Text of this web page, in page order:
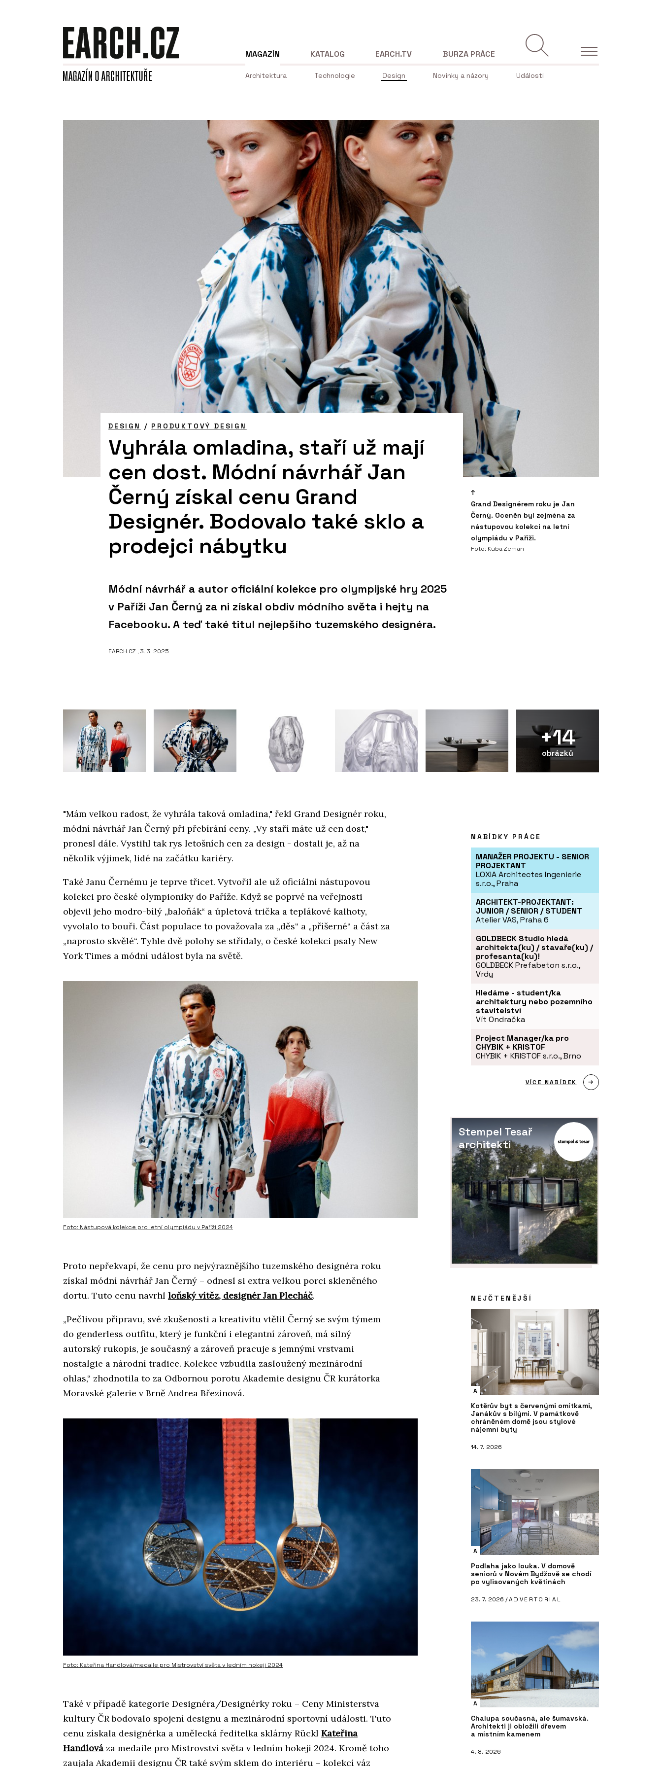
MAGAZÍN
Architektura Technologie Design Novinky a názory Události
KATALOG EARCH.TV BURZA PRÁCE
Grand Designérem roku je Jan
Černý. Oceněn byl zejména za
nástupovou kolekci na letní
olympiádu v Paříži.
Foto: Kuba Zeman
DESIGN / PRODUKTOVÝ DESIGN
Vyhrála omladina, staří už mají
cen dost. Módní návrhář Jan
Černý získal cenu Grand
Designér. Bodovalo také sklo a
prodejci nábytku
Módní návrhář a autor oficiální kolekce pro olympijské hry 2025
v Paříži Jan Černý za ni získal obdiv módního světa i hejty na
Facebooku. A teď také titul nejlepšího tuzemského designéra.
EARCH.CZ , 3. 3. 2025
+14
obrázků
"Mám velkou radost, že vyhrála taková omladina," řekl Grand Designér roku,
módní návrhář Jan Černý při přebírání ceny. „Vy staří máte už cen dost,"
pronesl dále. Vystihl tak rys letošních cen za design - dostali je, až na
několik výjimek, lidé na začátku kariéry.
Také Janu Černému je teprve třicet. Vytvořil ale už oficiální nástupovou
kolekci pro české olympioniky do Paříže. Když se poprvé na veřejnosti
objevil jeho modro-bílý „baloňák“ a úpletová trička a teplákové kalhoty,
vyvolalo to bouři. Část populace to považovala za „děs“ a „příšerné“ a část za
„naprosto skvělé“. Tyhle dvě polohy se střídaly, o české kolekci psaly New
York Times a módní událost byla na světě.
Foto: Nástupová kolekce pro letní olympiádu v Paříži 2024
Proto nepřekvapí, že cenu pro nejvýraznějšího tuzemského designéra roku
získal módní návrhář Jan Černý – odnesl si extra velkou porci skleněného
dortu. Tuto cenu navrhl loňský vítěz, designér Jan Plecháč.
„Pečlivou přípravu, své zkušenosti a kreativitu vtělil Černý se svým týmem
do genderless outfitu, který je funkční i elegantní zároveň, má silný
autorský rukopis, je současný a zároveň pracuje s jemnými vrstvami
nostalgie a národní tradice. Kolekce vzbudila zasloužený mezinárodní
ohlas,“ zhodnotila to za Odbornou porotu Akademie designu ČR kurátorka
Moravské galerie v Brně Andrea Březinová.
Foto: Kateřina Handlová/medaile pro Mistrovství světa v ledním hokeji 2024
Také v případě kategorie Designéra/Designérky roku – Ceny Ministerstva
kultury ČR bodovalo spojení designu a mezinárodní sportovní události. Tuto
cenu získala designérka a umělecká ředitelka sklárny Rückl Kateřina
Handlová za medaile pro Mistrovství světa v ledním hokeji 2024. Kromě toho
zaujala Akademii designu ČR také svým sklem do interiéru – kolekcí váz
NABÍDKY PRÁCE
MANAŽER PROJEKTU - SENIOR
PROJEKTANT
LOXIA Architectes Ingenierie
s.r.o., Praha
ARCHITEKT-PROJEKTANT:
JUNIOR / SENIOR / STUDENT
Atelier VAS, Praha 6
GOLDBECK Studio hledá
architekta(ku) / stavaře(ku) /
profesanta(ku)!
GOLDBECK Prefabeton s.r.o.,
Vrdy
Hledáme - student/ka
architektury nebo pozemního
stavitelství
Vít Ondračka
Project Manager/ka pro
CHYBIK + KRISTOF
CHYBIK + KRISTOF s.r.o., Brno
VÍCE NABÍDEK
Stempel Tesař
architekti
NEJČTENĚJŠÍ
A
Kotěrův byt s červenými omítkami,
Janákův s bílými. V památkově
chráněném domě jsou stylové
nájemní byty
14. 7. 2026
A
Podlaha jako louka. V domově
seniorů v Novém Bydžově se chodí
po vylisovaných květinách
23. 7. 2026 /ADVERTORIAL
A
Chalupa současná, ale šumavská.
Architekti ji obložili dřevem
a místním kamenem
4. 8. 2026